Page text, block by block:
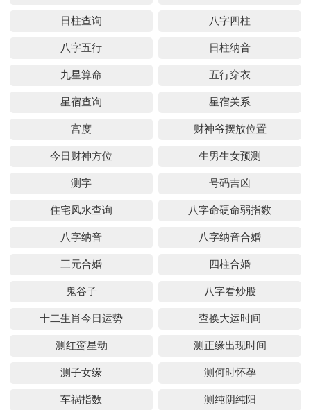
日柱查询 八字四柱
八字五行 日柱纳音
九星算命 五行穿衣
星宿查询 星宿关系
宫度 财神爷摆放位置
今日财神方位 生男生女预测
测字 号码吉凶
住宅风水查询 八字命硬命弱指数
八字纳音 八字纳音合婚
三元合婚 四柱合婚
鬼谷子 八字看炒股
十二生肖今日运势 查换大运时间
测红鸾星动 测正缘出现时间
测子女缘 测何时怀孕
车祸指数 测纯阴纯阳